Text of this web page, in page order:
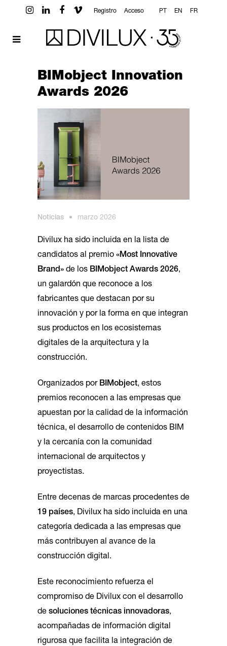
Registro Acceso PT EN FR
BIMobject Innovation
Awards 2026
Noticias • marzo 2026
Divilux ha sido incluida en la lista de
candidatos al premio «Most Innovative
Brand» de los BIMobject Awards 2026,
un galardón que reconoce a los
fabricantes que destacan por su
innovación y por la forma en que integran
sus productos en los ecosistemas
digitales de la arquitectura y la
construcción.
Organizados por BIMobject, estos
premios reconocen a las empresas que
apuestan por la calidad de la información
técnica, el desarrollo de contenidos BIM
y la cercanía con la comunidad
internacional de arquitectos y
proyectistas.
Entre decenas de marcas procedentes de
19 países, Divilux ha sido incluida en una
categoría dedicada a las empresas que
más contribuyen al avance de la
construcción digital.
Este reconocimiento refuerza el
compromiso de Divilux con el desarrollo
de soluciones técnicas innovadoras,
acompañadas de información digital
rigurosa que facilita la integración de